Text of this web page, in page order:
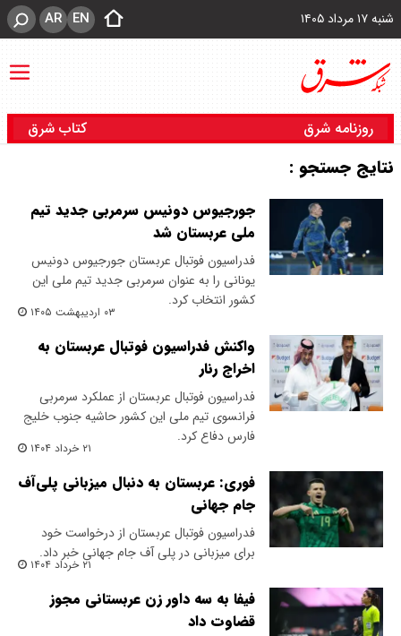
شنبه ۱۷ مرداد ۱۴۰۵ EN
AR
روزنامه شرق کتاب شرق
نتایج جستجو :
جورجیوس دونیس سرمربی جدید تیم
ملی عربستان شد
فدراسیون فوتبال عربستان جورجیوس دونیس
یونانی را به عنوان سرمربی جدید تیم ملی این
کشور انتخاب کرد.
۰۳ اردیبهشت ۱۴۰۵
واکنش فدراسیون فوتبال عربستان به
اخراج رنار
فدراسیون فوتبال عربستان از عملکرد سرمربی
فرانسوی تیم ملی این کشور حاشیه جنوب خلیج
فارس دفاع کرد.
۲۱ خرداد ۱۴۰۴
فوری: عربستان به دنبال میزبانی پلی‌آف
جام جهانی
فدراسیون فوتبال عربستان از درخواست خود
برای میزبانی در پلی آف جام جهانی خبر داد.
۲۱ خرداد ۱۴۰۴
فیفا به سه داور زن عربستانی مجوز
قضاوت داد